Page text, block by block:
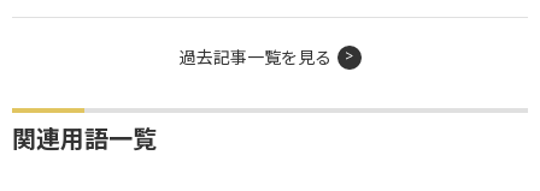
過去記事一覧を見る
関連用語一覧